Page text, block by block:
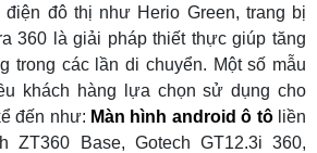
đô thị như Herio Green, trang bị
360 là giải pháp thiết thực giúp tăng
trong các lần di chuyển. Một số mẫu
khách hàng lựa chọn sử dụng cho
đến như: Màn hình android ô tôliền
ZT360 Base, Gotech GT12.3i 360,